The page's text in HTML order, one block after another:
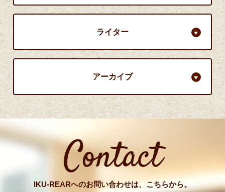
ライター
アーカイブ
Contact
IKU-REARへのお問い合わせは、こちらから。